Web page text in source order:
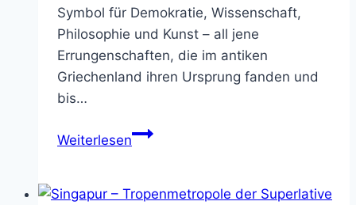
Symbol für Demokratie, Wissenschaft,
Philosophie und Kunst – all jene
Errungenschaften, die im antiken
Griechenland ihren Ursprung fanden und
bis…
WeiterlesenAkropolis
–